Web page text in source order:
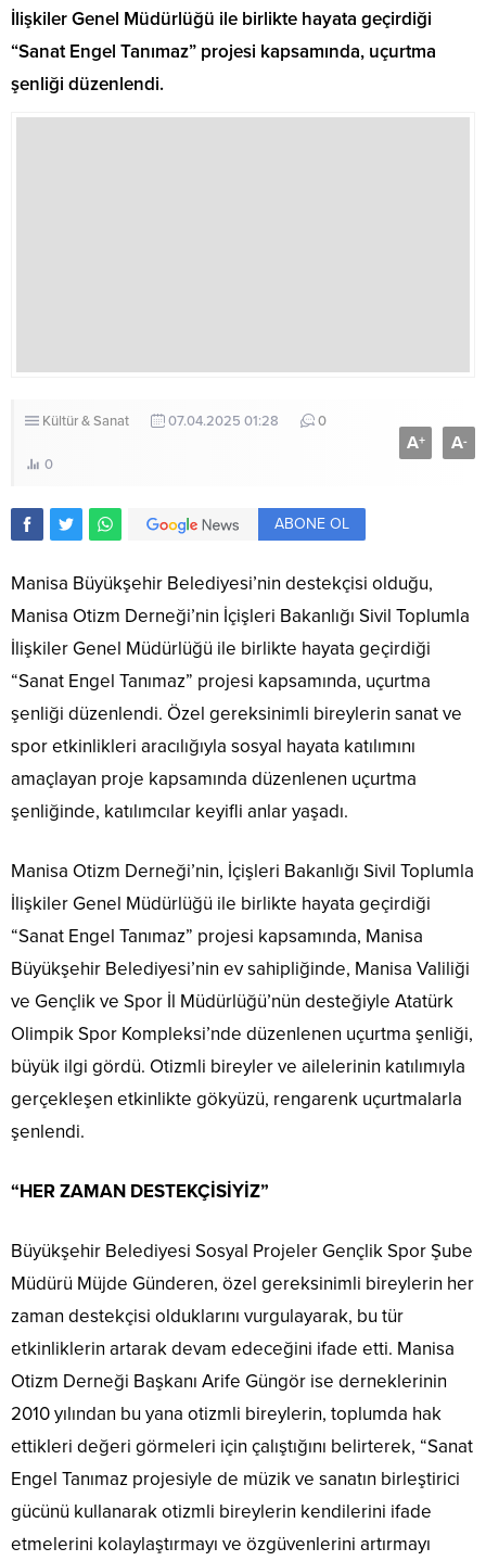
İlişkiler Genel Müdürlüğü ile birlikte hayata geçirdiği
“Sanat Engel Tanımaz” projesi kapsamında, uçurtma
şenliği düzenlendi.
Kültür & Sanat 07.04.2025 01:28 0
0
A+ A-
ABONE OL
Manisa Büyükşehir Belediyesi’nin destekçisi olduğu,
Manisa Otizm Derneği’nin İçişleri Bakanlığı Sivil Toplumla
İlişkiler Genel Müdürlüğü ile birlikte hayata geçirdiği
“Sanat Engel Tanımaz” projesi kapsamında, uçurtma
şenliği düzenlendi. Özel gereksinimli bireylerin sanat ve
spor etkinlikleri aracılığıyla sosyal hayata katılımını
amaçlayan proje kapsamında düzenlenen uçurtma
şenliğinde, katılımcılar keyifli anlar yaşadı.
Manisa Otizm Derneği’nin, İçişleri Bakanlığı Sivil Toplumla
İlişkiler Genel Müdürlüğü ile birlikte hayata geçirdiği
“Sanat Engel Tanımaz” projesi kapsamında, Manisa
Büyükşehir Belediyesi’nin ev sahipliğinde, Manisa Valiliği
ve Gençlik ve Spor İl Müdürlüğü’nün desteğiyle Atatürk
Olimpik Spor Kompleksi’nde düzenlenen uçurtma şenliği,
büyük ilgi gördü. Otizmli bireyler ve ailelerinin katılımıyla
gerçekleşen etkinlikte gökyüzü, rengarenk uçurtmalarla
şenlendi.
“HER ZAMAN DESTEKÇİSİYİZ”
Büyükşehir Belediyesi Sosyal Projeler Gençlik Spor Şube
Müdürü Müjde Günderen, özel gereksinimli bireylerin her
zaman destekçisi olduklarını vurgulayarak, bu tür
etkinliklerin artarak devam edeceğini ifade etti. Manisa
Otizm Derneği Başkanı Arife Güngör ise derneklerinin
2010 yılından bu yana otizmli bireylerin, toplumda hak
ettikleri değeri görmeleri için çalıştığını belirterek, “Sanat
Engel Tanımaz projesiyle de müzik ve sanatın birleştirici
gücünü kullanarak otizmli bireylerin kendilerini ifade
etmelerini kolaylaştırmayı ve özgüvenlerini artırmayı